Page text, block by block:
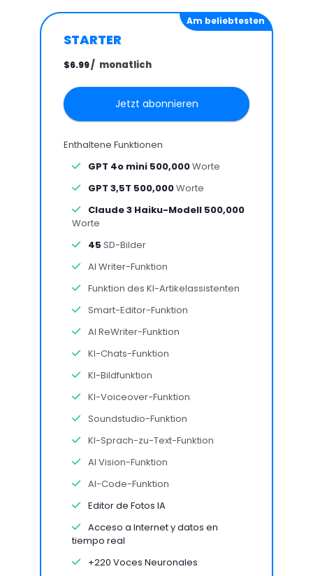
Am beliebtesten
STARTER
$6.99/ monatlich
Jetzt abonnieren
Enthaltene Funktionen
GPT 4o mini 500,000Worte
GPT 3,5T 500,000Worte
Claude 3 Haiku-Modell 500,000
Worte
45 SD-Bilder
AI Writer-Funktion
Funktion des KI-Artikelassistenten
Smart-Editor-Funktion
AI ReWriter-Funktion
KI-Chats-Funktion
KI-Bildfunktion
KI-Voiceover-Funktion
Soundstudio-Funktion
KI-Sprach-zu-Text-Funktion
AI Vision-Funktion
AI-Code-Funktion
Editor de Fotos IA
Acceso a Internet y datos en
tiempo real
+220 Voces Neuronales